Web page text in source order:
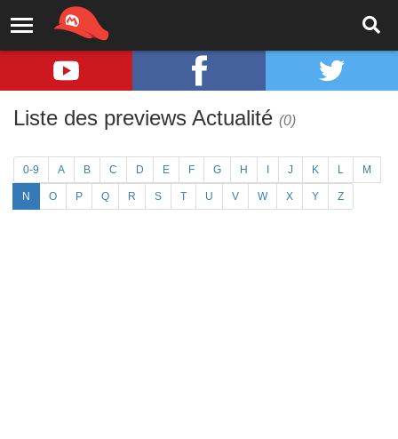
Liste des previews Actualité (0)
0-9 A B C D E F G H J K L M
N O P Q R S T U V W X Y Z